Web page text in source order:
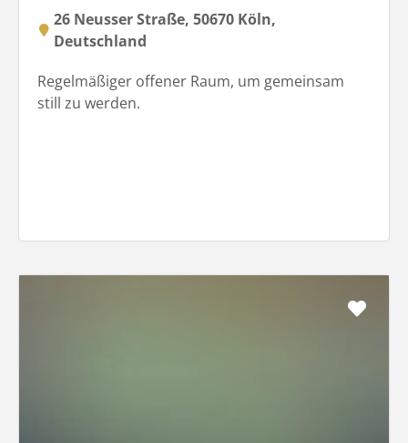
26 Neusser Straße, 50670 Köln,
Deutschland
Regelmäßiger offener Raum, um gemeinsam
still zu werden.